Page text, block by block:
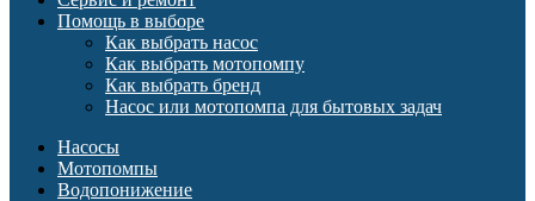
Помощь в выборе
Как выбрать насос
Как выбрать мотопомпу
Как выбрать бренд
Насос или мотопомпа для бытовых задач
Насосы
Мотопомпы
Водопонижение